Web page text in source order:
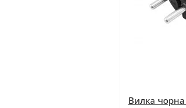
Вилка